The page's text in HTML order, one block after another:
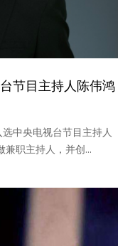
节目主持人陈伟鸿
中央电视台节目主持人
职主持人，并创...